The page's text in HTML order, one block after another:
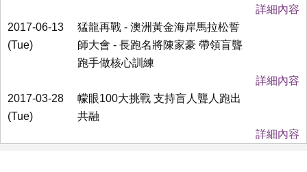
詳細內容
2017-06-13
(Tue)
猛龍再戰 - 澳洲黃金海岸馬拉松誓
師大會 - 長跑名將陳家豪 帶領盲聾
跑手做核心訓練
詳細內容
2017-03-28
(Tue)
幪眼100大挑戰 支持盲人聾人跑出
共融
詳細內容